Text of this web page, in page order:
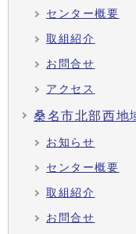
センター概要
取組紹介
お問合せ
アクセス
桑名市北部西地
お知らせ
センター概要
取組紹介
お問合せ